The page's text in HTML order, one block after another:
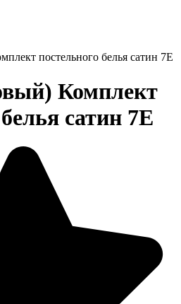
постельного белья сатин 7Е
Комплект
сатин 7Е